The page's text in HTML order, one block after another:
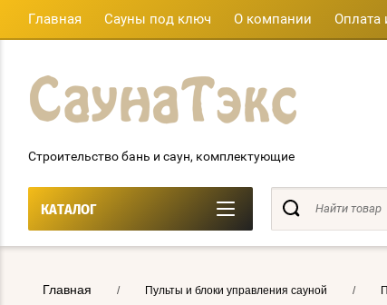
Главная Сауны под ключ О компании Оплата
Строительство бань и саун, комплектующие
КАТАЛОГ
Главная / Пульты и блоки управления сауной /